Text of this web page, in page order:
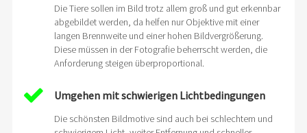
Die Tiere sollen im Bild trotz allem groß und gut erkennbar
abgebildet werden, da helfen nur Objektive mit einer
langen Brennweite und einer hohen Bildvergrößerung.
Diese müssen in der Fotografie beherrscht werden, die
Anforderung steigen überproportional.
Umgehen mit schwierigen Lichtbedingungen
Die schönsten Bildmotive sind auch bei schlechtem und